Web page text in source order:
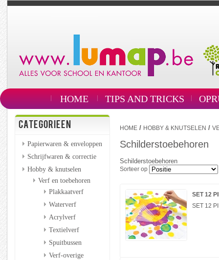
HOME TIPS AND TRICKS
CATEGORIEEN
Papierwaren & enveloppen
Schrijfwaren & correctie
Hobby & knutselen
Verf en toebehoren
Plakkaatverf
Waterverf
Acrylverf
Textielverf
Spuitbussen
Verf-overige
HOME / HOBBY & KNUTSELEN /
Schilderstoebehoren
Schilderstoebehoren
Sorteer op
SET 12
SET 12